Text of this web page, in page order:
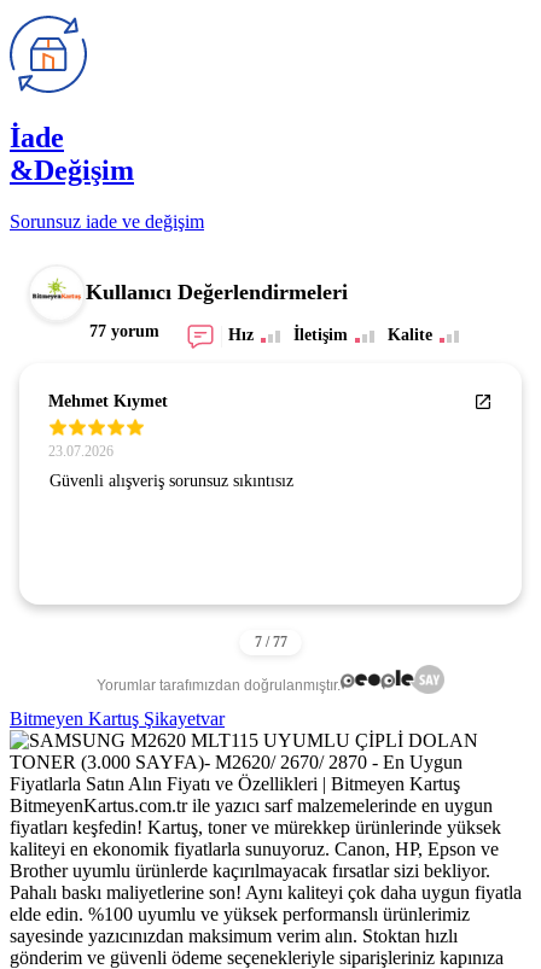
İade
&Değişim
Sorunsuz iade ve değişim
Kullanıcı Değerlendirmeleri
77 yorum Hız İletişim Kalite
Mehmet Kıymet
23.07.2026
Güvenli alışveriş sorunsuz sıkıntısız
Yorumlar tarafımızdan doğrulanmıştır.
Bitmeyen Kartuş Şikayetvar
BitmeyenKartus.com.tr ile yazıcı sarf malzemelerinde en uygun
fiyatları keşfedin! Kartuş, toner ve mürekkep ürünlerinde yüksek
kaliteyi en ekonomik fiyatlarla sunuyoruz. Canon, HP, Epson ve
Brother uyumlu ürünlerde kaçırılmayacak fırsatlar sizi bekliyor.
Pahalı baskı maliyetlerine son! Aynı kaliteyi çok daha uygun fiyatla
elde edin. %100 uyumlu ve yüksek performanslı ürünlerimiz
sayesinde yazıcınızdan maksimum verim alın. Stoktan hızlı
gönderim ve güvenli ödeme seçenekleriyle siparişleriniz kapınıza